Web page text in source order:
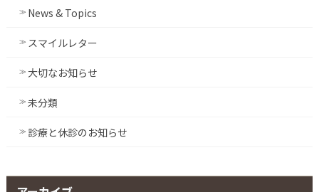
News & Topics
スマイルレター
大切なお知らせ
未分類
診療と休診のお知らせ